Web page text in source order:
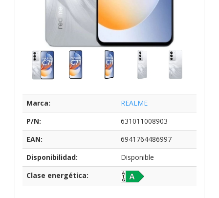
Marca:
REALME
P/N:
631011008903
EAN:
6941764486997
Disponibilidad:
Disponible
Clase energética: